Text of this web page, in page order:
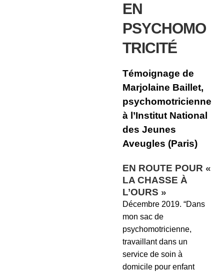
EN
PSYCHOMO
TRICITÉ
Témoignage de
Marjolaine Baillet,
psychomotricienne
à l’Institut National
des Jeunes
Aveugles (Paris)
EN ROUTE POUR «
LA CHASSE À
L’OURS »
Décembre 2019. “Dans
mon sac de
psychomotricienne,
travaillant dans un
service de soin à
domicile pour enfant